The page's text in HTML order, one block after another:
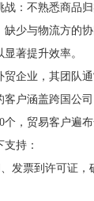
：不熟悉商品
缺少与物流方的
著提升效率。
贸企业，其团队
客户涵盖跨国公
个，贸易客户遍
持：
发票到许可证，